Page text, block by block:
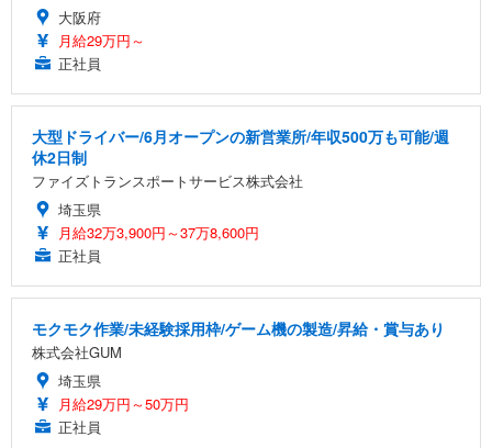
大阪府
月給29万円～
正社員
大型ドライバー/6月オープンの新営業所/年収500万も可能/週
休2日制
ファイズトランスポートサービス株式会社
埼玉県
月給32万3,900円～37万8,600円
正社員
モクモク作業/未経験採用枠/ゲーム機の製造/昇給・賞与あり
株式会社GUM
埼玉県
月給29万円～50万円
正社員